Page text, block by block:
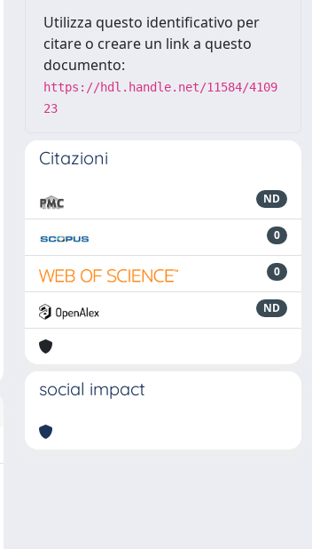
Utilizza questo identificativo per
citare o creare un link a questo
documento:
https://hdl.handle.net/11584/4109
23
Citazioni
ND
0
0
ND
social impact